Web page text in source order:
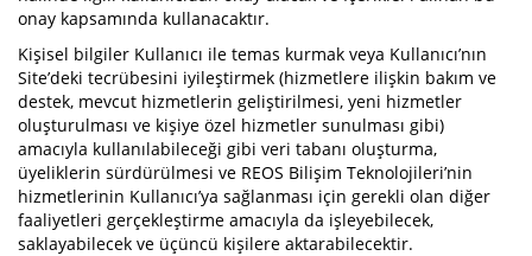
onay kapsamında kullanacaktır.
Kişisel bilgiler Kullanıcı ile temas kurmak veya Kullanıcı’nın
Site’deki tecrübesini iyileştirmek (hizmetlere ilişkin bakım ve
destek, mevcut hizmetlerin geliştirilmesi, yeni hizmetler
oluşturulması ve kişiye özel hizmetler sunulması gibi)
amacıyla kullanılabileceği gibi veri tabanı oluşturma,
üyeliklerin sürdürülmesi ve REOS Bilişim Teknolojileri’nin
hizmetlerinin Kullanıcı’ya sağlanması için gerekli olan diğer
faaliyetleri gerçekleştirme amacıyla da işleyebilecek,
saklayabilecek ve üçüncü kişilere aktarabilecektir.